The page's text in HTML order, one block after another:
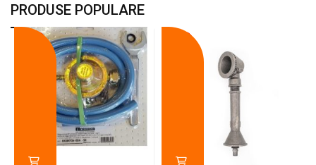
PRODUSE POPULARE